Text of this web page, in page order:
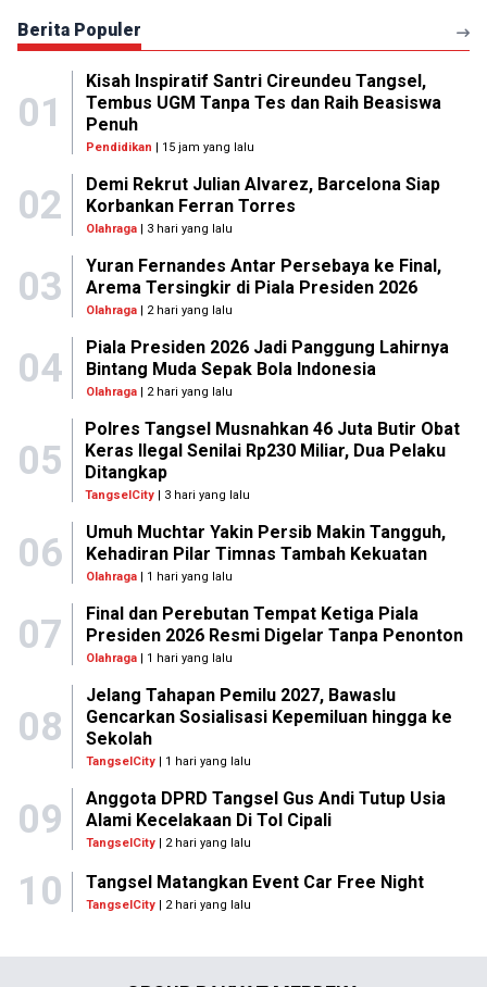
Berita Populer
01
Kisah Inspiratif Santri Cireundeu Tangsel,
Tembus UGM Tanpa Tes dan Raih Beasiswa
Penuh
Pendidikan | 15 jam yang lalu
02
Demi Rekrut Julian Alvarez, Barcelona Siap
Korbankan Ferran Torres
Olahraga| 3 hari yang lalu
03
Yuran Fernandes Antar Persebaya ke Final,
Arema Tersingkir di Piala Presiden 2026
Olahraga| 2 hari yang lalu
04
Piala Presiden 2026 Jadi Panggung Lahirnya
Bintang Muda Sepak Bola Indonesia
Olahraga| 2 hari yang lalu
05
Polres Tangsel Musnahkan 46 Juta Butir Obat
Keras Ilegal Senilai Rp230 Miliar, Dua Pelaku
Ditangkap
TangselCity | 3 hari yang lalu
06
Umuh Muchtar Yakin Persib Makin Tangguh,
Kehadiran Pilar Timnas Tambah Kekuatan
Olahraga| 1 hari yang lalu
07
Final dan Perebutan Tempat Ketiga Piala
Presiden 2026 Resmi Digelar Tanpa Penonton
Olahraga| 1 hari yang lalu
08
Jelang Tahapan Pemilu 2027, Bawaslu
Gencarkan Sosialisasi Kepemiluan hingga ke
Sekolah
TangselCity| 1 hari yang lalu
09
Anggota DPRD Tangsel Gus Andi Tutup Usia
Alami Kecelakaan Di Tol Cipali
TangselCity| 2 hari yang lalu
10 Tangsel Matangkan Event Car Free Night
TangselCity | 2 hari yang lalu